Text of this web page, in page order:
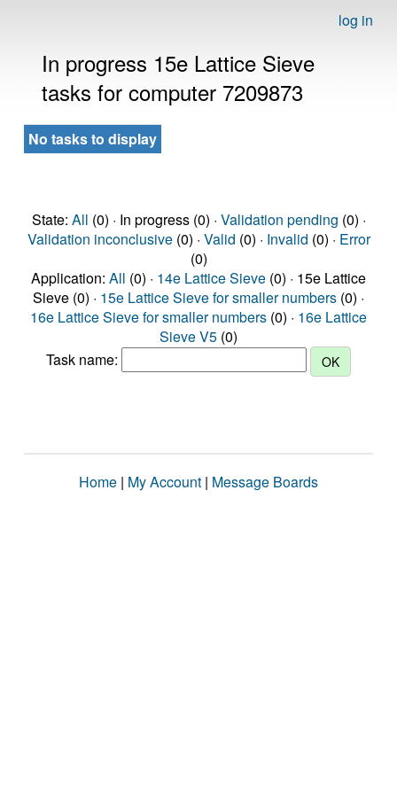
log in
In progress 15e Lattice Sieve
tasks for computer 7209873
No tasks to display
State: All (0) · In progress (0) · Validation pending (0) ·
Validation inconclusive(0) · Valid (0) · Invalid (0) · Error
(0)
Application: All (0) · 14e Lattice Sieve (0) · 15e Lattice
Sieve (0) · 15e Lattice Sieve for smaller numbers (0) ·
16e Lattice Sieve for smaller numbers (0) · 16e Lattice
Sieve V5 (0)
Task name:
Home | My Account | Message Boards